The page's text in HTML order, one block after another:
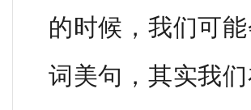
的时候，我们可
词美句，其实我